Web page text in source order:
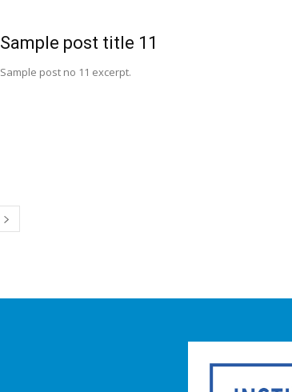
Sample post title 11
Sample post no 11 excerpt.